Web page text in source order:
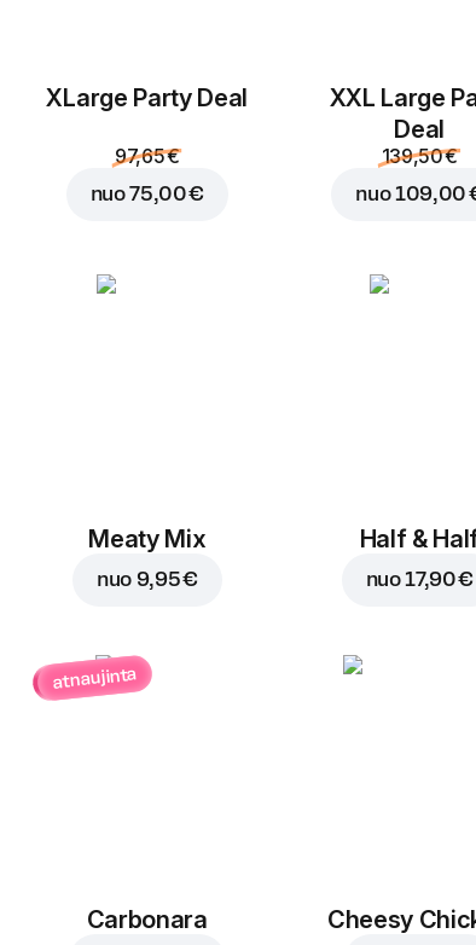
ХLarge Party Deal
97,65 €
nuo75,00 €
XXL Large
Deal
139,50 €
nuo 109,00
Meaty Mix
nuo 9,95 €
Half &
nuo17,90 €
atnaujinta
Carbonara Cheesy